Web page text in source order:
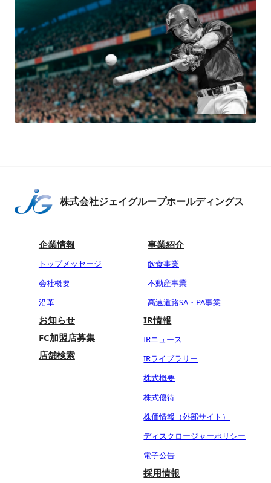
株式会社ジェイグループホールディングス
企業情報
トップメッセージ
会社概要
沿革
事業紹介
飲食事業
不動産事業
高速道路SA・PA事業
お知らせ
FC加盟店募集
店舗検索
IR情報
IRニュース
IRライブラリー
株式概要
株式優待
株価情報（外部サイト）
ディスクロージャーポリシー
電子公告
採用情報